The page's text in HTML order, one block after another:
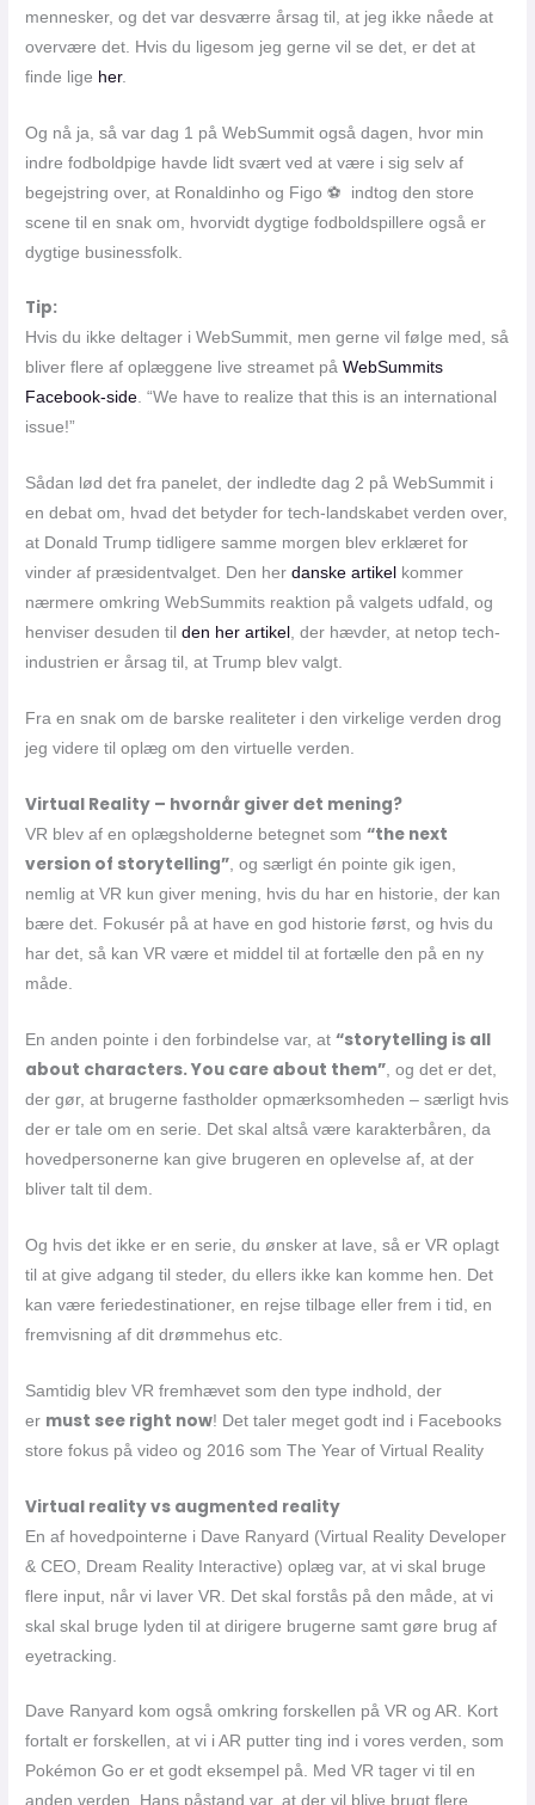
mennesker, og det var desværre årsag til, at jeg ikke nåede at
overvære det. Hvis du ligesom jeg gerne vil se det, er det at
finde lige her.
Og nå ja, så var dag 1 på WebSummit også dagen, hvor min
indre fodboldpige havde lidt svært ved at være i sig selv af
begejstring over, at Ronaldinho og Figo ⚽️ indtog den store
scene til en snak om, hvorvidt dygtige fodboldspillere også er
dygtige businessfolk.
Tip:
Hvis du ikke deltager i WebSummit, men gerne vil følge med, så
bliver flere af oplæggene live streamet påWebSummits
Facebook-side. “We have to realize that this is an international
issue!”
Sådan lød det fra panelet, der indledte dag 2 på WebSummit i
en debat om, hvad det betyder for tech-landskabet verden over,
at Donald Trump tidligere samme morgen blev erklæret for
vinder af præsidentvalget. Den herdanske artikel kommer
nærmere omkring WebSummits reaktion på valgets udfald, og
henviser desuden tilden her artikel , der hævder, at netop tech-
industrien er årsag til, at Trump blev valgt.
Fra en snak om de barske realiteter i den virkelige verden drog
jeg videre til oplæg om den virtuelle verden.
Virtual Reality – hvornår giver det mening?
VR blev af en oplægsholderne betegnet som“the next
version of storytelling”, og særligt én pointe gik igen,
nemlig at VR kun giver mening, hvis du har en historie, der kan
bære det. Fokusér på at have en god historie først, og hvis du
har det, så kan VR være et middel til at fortælle den på en ny
måde.
En anden pointe i den forbindelse var, at“storytelling is all
about characters. You care about them” , og det er det,
der gør, at brugerne fastholder opmærksomheden – særligt hvis
der er tale om en serie. Det skal altså være karakterbåren, da
hovedpersonerne kan give brugeren en oplevelse af, at der
bliver talt til dem.
Og hvis det ikke er en serie, du ønsker at lave, så er VR oplagt
til at give adgang til steder, du ellers ikke kan komme hen. Det
kan være feriedestinationer, en rejse tilbage eller frem i tid, en
fremvisning af dit drømmehus etc.
Samtidig blev VR fremhævet som den type indhold, der
er must see right now! Det taler meget godt ind i Facebooks
store fokus på video og 2016 som The Year of Virtual Reality
Virtual reality vs augmented reality
En af hovedpointerne i Dave Ranyard (Virtual Reality Developer
& CEO, Dream Reality Interactive) oplæg var, at vi skal bruge
flere input, når vi laver VR. Det skal forstås på den måde, at vi
skal skal bruge lyden til at dirigere brugerne samt gøre brug af
eyetracking.
Dave Ranyard kom også omkring forskellen på VR og AR. Kort
fortalt er forskellen, at vi i AR putter ting ind i vores verden, som
Pokémon Go er et godt eksempel på. Med VR tager vi til en
anden verden. Hans påstand var, at der vil blive brugt flere